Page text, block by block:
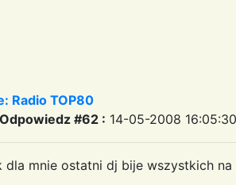
Radio TOP80
Odpowiedz #62 : 14-05-2008
dla mnie ostatni dj bije wszystkich